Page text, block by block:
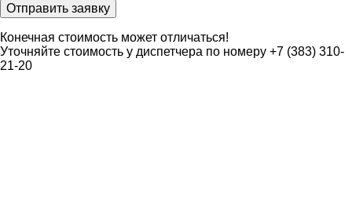
Отправить заявку
Конечная стоимость может отличаться!
Уточняйте стоимость у диспетчера по номеру +7 (383) 310-
21-20